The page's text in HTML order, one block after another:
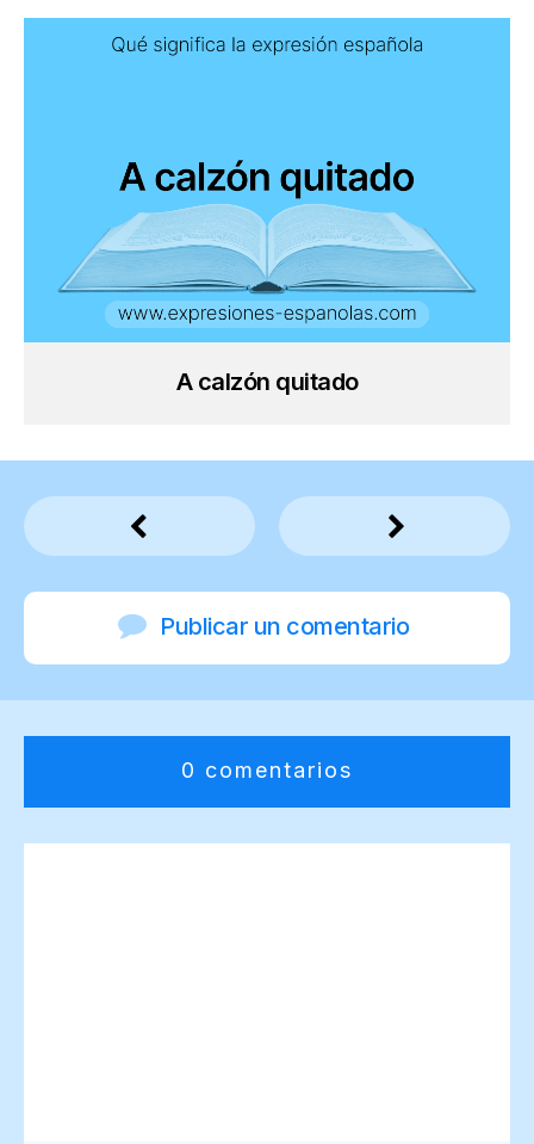
A calzón quitado
Publicar un comentario
0 comentarios